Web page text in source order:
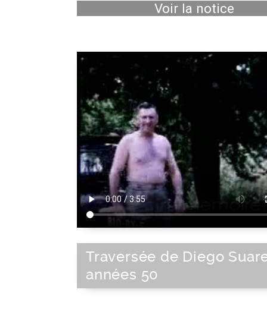
Voir la notice
Traversée de Diego
années 50